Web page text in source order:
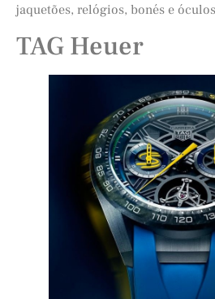
jaquetões, relógios, bonés e
TAG Heuer